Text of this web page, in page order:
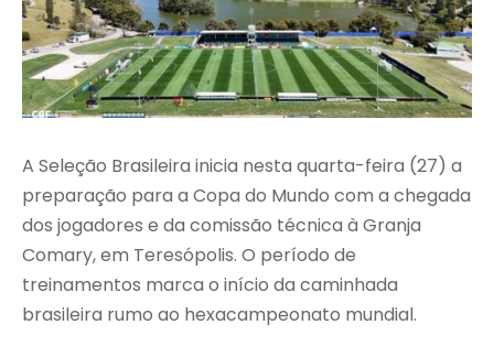
A Seleção Brasileira inicia nesta quarta-feira (27) a
preparação para a Copa do Mundo com a chegada
dos jogadores e da comissão técnica à Granja
Comary, em Teresópolis. O período de
treinamentos marca o início da caminhada
brasileira rumo ao hexacampeonato mundial.